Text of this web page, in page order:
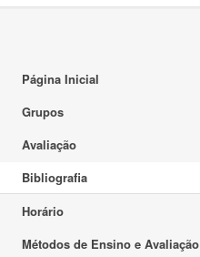
Página Inicial
Grupos
Avaliação
Bibliografia
Horário
Métodos de Ensino e Avaliação